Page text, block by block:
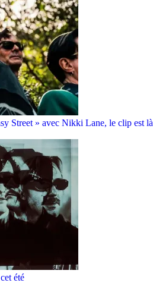
Street » avec Nikki Lane, le clip est là
été